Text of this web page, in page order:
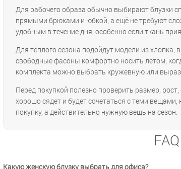
Для рабочего образа обычно выбирают блузки
прямыми брюками и юбкой, а ещё не требуют
удобным в течение дня, особенно если ткань
Для тёплого сезона подойдут модели из хлопка,
свободные фасоны комфортно носить летом,
комплекта можно выбрать кружевную или
Перед покупкой полезно проверить размер,
хорошо сядет и будет сочетаться с теми
покупку, а действительно нужную вещь на сезон.
Какую женскую блузку выбрать для офиса?